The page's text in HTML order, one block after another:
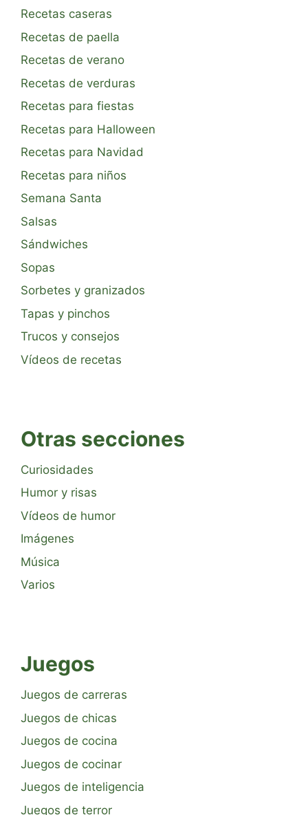
Recetas caseras
Recetas de paella
Recetas de verano
Recetas de verduras
Recetas para fiestas
Recetas para Halloween
Recetas para Navidad
Recetas para niños
Semana Santa
Salsas
Sándwiches
Sopas
Sorbetes y granizados
Tapas y pinchos
Trucos y consejos
Vídeos de recetas
Otras secciones
Curiosidades
Humor y risas
Vídeos de humor
Imágenes
Música
Varios
Juegos
Juegos de carreras
Juegos de chicas
Juegos de cocina
Juegos de cocinar
Juegos de inteligencia
Juegos de terror